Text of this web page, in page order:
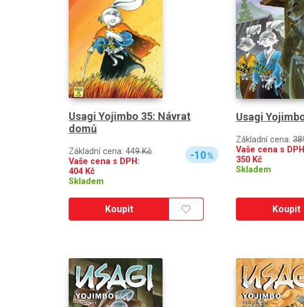
Usagi Yojimbo 35: Návrat
domů
Základní cena: 449 Kč
Vaše cena s DPH:
404Kč
Skladem
-10%
Koupit
Usagi
Základní cena:
Vaše cena s
350 Kč
Skladem
Koupit